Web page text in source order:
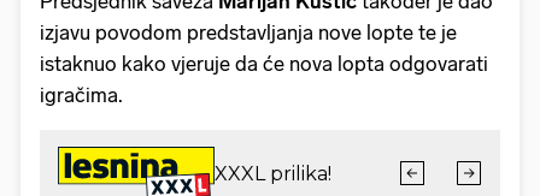
izjavu povodom predstavljanja nove lopte te je
istaknuo kako vjeruje da će nova lopta odgovarati
igračima.